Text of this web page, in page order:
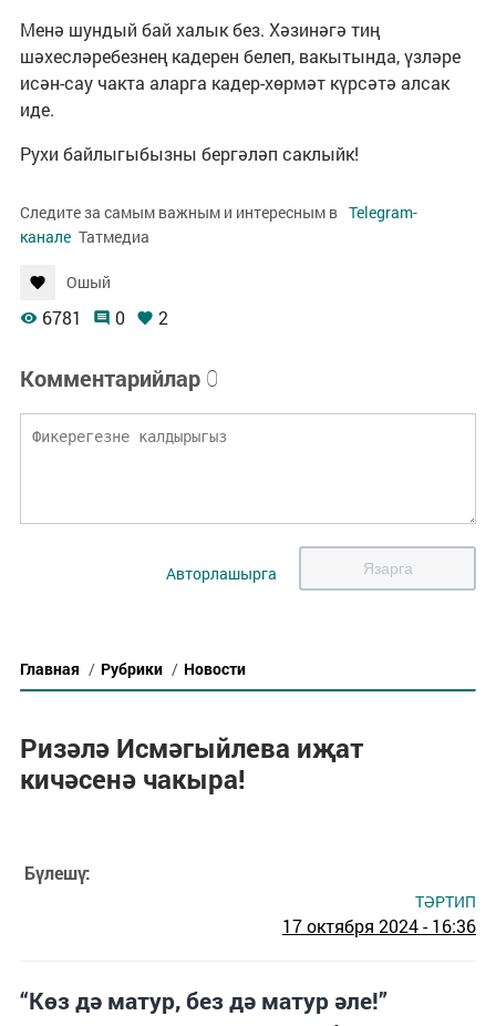
Менә шундый бай халык без. Хәзинәгә тиң
шәхесләребезнең кадерен белеп, вакытында, үзләре
исән-сау чакта аларга кадер-хөрмәт күрсәтә алсак
иде.
Рухи байлыгыбызны бергәләп саклыйк!
Следите за самым важным и интересным в Telegram-
канале Татмедиа
Ошый
6781 0 2
Комментарийлар 0
Авторлашырга Язарга
Главная / Рубрики / Новости
Ризәлә Исмәгыйлева иҗат
кичәсенә чакыра!
Бүлешү:
ТӘРТИП
17 октября 2024 - 16:36
“Көз дә матур, без дә матур әле!”